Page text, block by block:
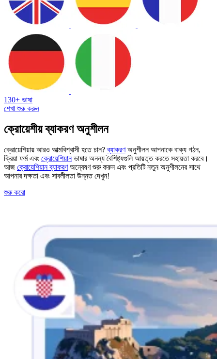
130+ ভাষা
শেখা শুরু করুন
ক্রোয়েশীয় ব্যাকরণ অনুশীলন
ক্রোয়েশিয়ায় আরও আত্মবিশ্বাসী হতে চান?ব্যাকরণঅনুশীলন আপনাকে বাক্য গঠন,
ক্রিয়া ফর্ম এবং ক্রোয়েশিয়ানভাষার অনন্য বৈশিষ্ট্যগুলি আয়ত্ত করতে সহায়তা করবে।
আজ ক্রোয়েশিয়ান ব্যাকরণঅন্বেষণ শুরু করুন এবং প্রতিটি নতুন অনুশীলনের সাথে
আপনার দক্ষতা এবং সাবলীলতা উন্নত দেখুন!
শুরু করো